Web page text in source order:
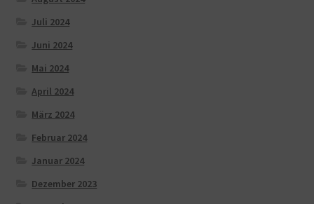
Juli 2024
Juni 2024
Mai 2024
April 2024
März 2024
Februar 2024
Januar 2024
Dezember 2023